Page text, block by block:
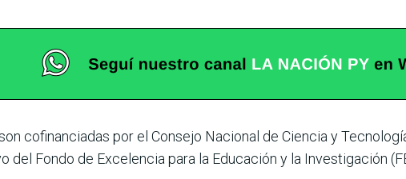
cofinanciadas por el Consejo Nacional de Ciencia y
del Fondo de Excelencia para la Educación y la Investigación